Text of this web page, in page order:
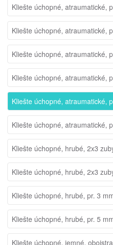
Kliešte úchopné, atraumatické,
Kliešte úchopné, atraumatické,
Kliešte úchopné, atraumatické,
Kliešte úchopné, atraumatické,
Kliešte úchopné, atraumatické,
Kliešte úchopné, atraumatické,
Kliešte úchopné, hrubé, 2x3
Kliešte úchopné, hrubé, 2x3
Kliešte úchopné, hrubé, pr. 3
Kliešte úchopné, hrubé, pr. 5
Kliešte úchopné, jemné,